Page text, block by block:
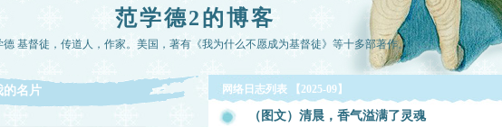
范学德2的博客
德 基督徒，传道人，作家。美国，著有《我为什么不愿成为基督徒》等十多部著作。
的名片 网络日志列表 【2025-09】
（图文）清晨，香气溢满了灵魂